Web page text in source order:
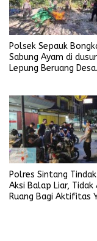
Polsek Sepauk
Sabung Ayam di
Lepung Beruang Desa
Polres Sintang
Aksi Balap Liar, Tidak
Ruang Bagi Aktifitas